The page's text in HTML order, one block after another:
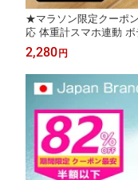
★マラソン限定クーポ
応 体重計スマホ連動
重計 シンプル軽量薄型
量 基礎代謝量 体内水分
コンパクト
2,280円